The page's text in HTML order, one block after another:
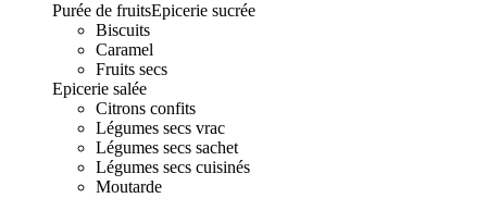
Purée de fruitsEpicerie sucrée
Biscuits
Caramel
Fruits secs
Epicerie salée
Citrons confits
Légumes secs vrac
Légumes secs sachet
Légumes secs cuisinés
Moutarde